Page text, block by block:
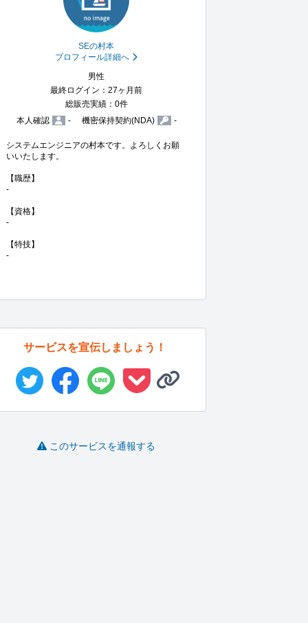
SEの村本
プロフィール詳細へ
男性
最終ログイン：27ヶ月前
総販売実績：0件
本人確認
- 機密保持契約(NDA) -
システムエンジニアの村本です。よろしくお願
いいたします。
【職歴】
-
【資格】
-
【特技】
-
サービスを宣伝しましょう！
このサービスを通報する